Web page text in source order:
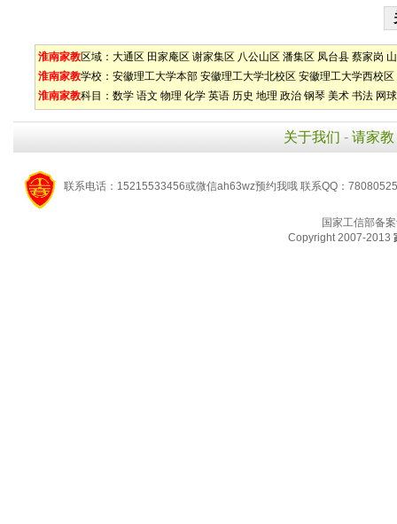
淮南家教区域： 大通区 田家庵区 谢家集区 八公山区 潘集区 凤台县 蔡家岗
淮南家教学校： 安徽理工大学本部 安徽理工大学北校区 安徽理工大学西校区
淮南家教科目： 数学 语文 物理 化学 英语 历史 地理 政治 钢琴 美术 书法 网球
关于我们 - 请家教
联系电话：15215533456或微信ah63wz预约我哦 联系QQ：
国家工信部备
Copyright 2007-2013